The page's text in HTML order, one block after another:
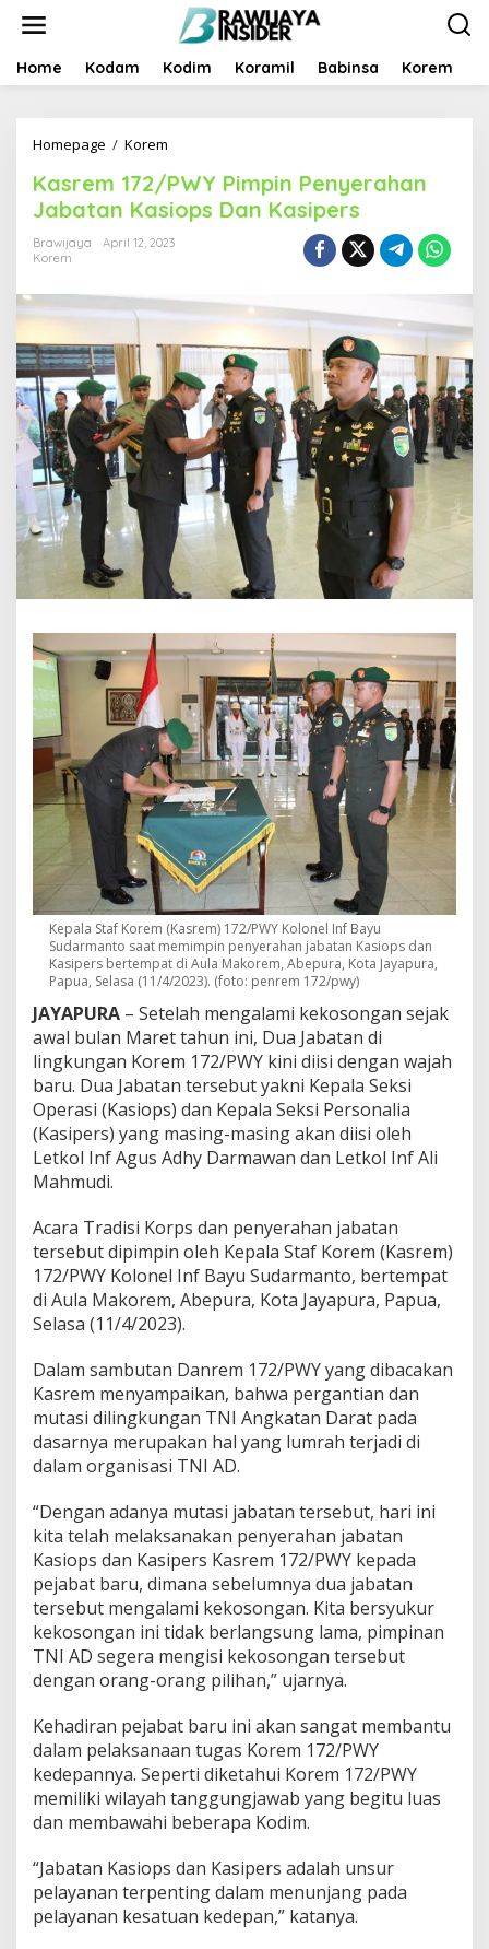
t
Home Kodam Kodim Koramil Babinsa Korem
Homepage / Korem
s
r
e
m
2
/
P
W
Y
P
m
p
i
P
e
n
y
e
a
h
J
a
b
a
t
a
K
a
s
i
o
p
s
D
a
n
K
a
s
i
p
e
r
Kasrem 172/PWY Pimpin Penyerahan
Jabatan Kasiops Dan Kasipers
Brawijaya
April 12, 2023
Korem
Kepala Staf Korem (Kasrem) 172/PWY Kolonel Inf Bayu
Sudarmanto saat memimpin penyerahan jabatan Kasiops dan
Kasipers bertempat di Aula Makorem, Abepura, Kota Jayapura,
Papua, Selasa (11/4/2023). (foto: penrem 172/pwy)
JAYAPURA – Setelah mengalami kekosongan sejak
awal bulan Maret tahun ini, Dua Jabatan di
lingkungan Korem 172/PWY kini diisi dengan wajah
baru. Dua Jabatan tersebut yakni Kepala Seksi
Operasi (Kasiops) dan Kepala Seksi Personalia
(Kasipers) yang masing-masing akan diisi oleh
Letkol Inf Agus Adhy Darmawan dan Letkol Inf Ali
Mahmudi.
Acara Tradisi Korps dan penyerahan jabatan
tersebut dipimpin oleh Kepala Staf Korem (Kasrem)
172/PWY Kolonel Inf Bayu Sudarmanto, bertempat
di Aula Makorem, Abepura, Kota Jayapura, Papua,
Selasa (11/4/2023).
Dalam sambutan Danrem 172/PWY yang dibacakan
Kasrem menyampaikan, bahwa pergantian dan
mutasi dilingkungan TNI Angkatan Darat pada
dasarnya merupakan hal yang lumrah terjadi di
dalam organisasi TNI AD.
“Dengan adanya mutasi jabatan tersebut, hari ini
kita telah melaksanakan penyerahan jabatan
Kasiops dan Kasipers Kasrem 172/PWY kepada
pejabat baru, dimana sebelumnya dua jabatan
tersebut mengalami kekosongan. Kita bersyukur
kekosongan ini tidak berlangsung lama, pimpinan
TNI AD segera mengisi kekosongan tersebut
dengan orang-orang pilihan,” ujarnya.
Kehadiran pejabat baru ini akan sangat membantu
dalam pelaksanaan tugas Korem 172/PWY
kedepannya. Seperti diketahui Korem 172/PWY
memiliki wilayah tanggungjawab yang begitu luas
dan membawahi beberapa Kodim.
“Jabatan Kasiops dan Kasipers adalah unsur
pelayanan terpenting dalam menunjang pada
pelayanan kesatuan kedepan,” katanya.